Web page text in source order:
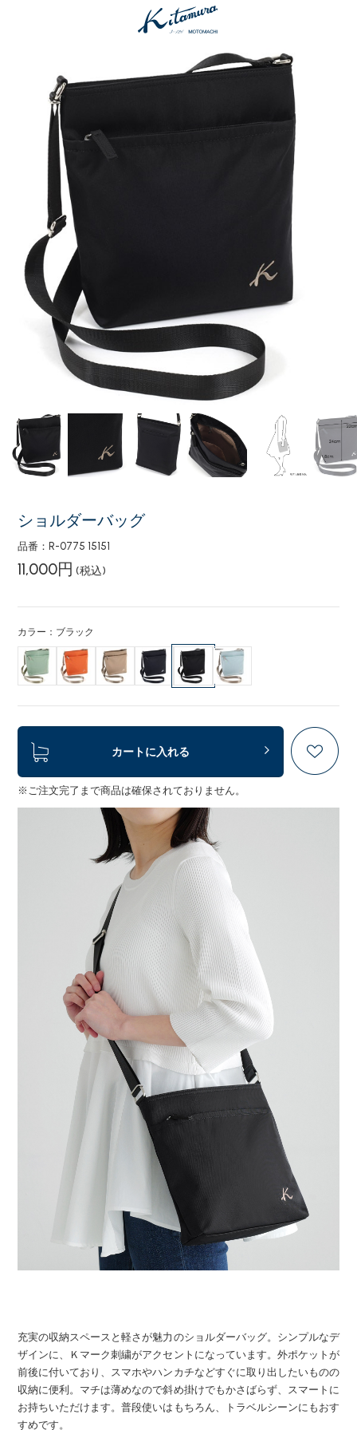
ショルダーバッグ
品番：R-0775 15151
11,000円 (税込)
カラー：ブラック
カートに入れる
※ご注文完了まで商品は確保されておりません。
充実の収納スペースと軽さが魅力のショルダーバッグ。シンプルなデ
ザインに、Ｋマーク刺繍がアクセントになっています。外ポケットが
前後に付いており、スマホやハンカチなどすぐに取り出したいものの
収納に便利。マチは薄めなので斜め掛けでもかさばらず、スマートに
お持ちいただけます。普段使いはもちろん、トラベルシーンにもおす
すめです。